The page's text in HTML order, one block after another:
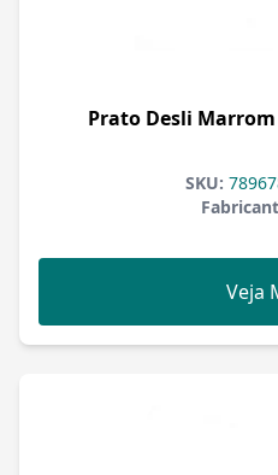
Prato Desli Marrom
SKU:
Veja